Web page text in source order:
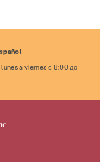
a viernes с 8:00 до